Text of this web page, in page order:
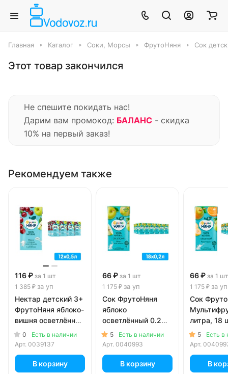
Главная Каталог Соки, Морсы ФрутоНяня Сок
Этот товар закончился
Не спешите покидать нас!
Дарим вам промокод: БАЛАНС - скидка
10% на первый заказ!
Рекомендуем также
116 ₽ за 1 шт
1 385 ₽ за уп
Нектар детский 3+
ФрутоНяня яблоко-
вишня осветлённый
0.5 литра, 12 шт. в
уп.
0
Есть в наличии
Арт. 0039137
В корзину
66 ₽ за 1 шт
1 175 ₽ за уп
Сок ФрутоНяня
яблоко
осветлённый 0.2
литра, 18 шт. в уп.
5
Есть в наличии
Арт. 0040993
В корзину
66 ₽ за 1 шт
1 175 ₽ за уп
Сок
литра, 18
5
Есть в
Арт.
В